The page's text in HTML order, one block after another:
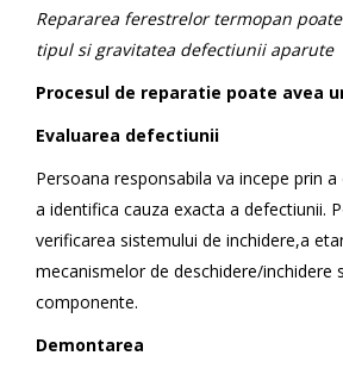
Repararea ferestrelor termopan
tipul si gravitatea defectiunii aparute
Procesul de reparatie poate avea
Evaluarea defectiunii
Persoana responsabila va incepe prin
a identifica cauza exacta a defectiunii.
verificarea sistemului de inchidere,a
mecanismelor de deschidere/inchidere
componente.
Demontarea